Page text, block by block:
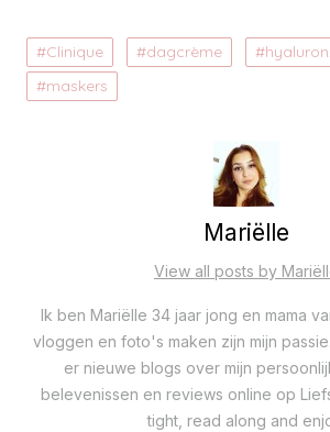
Clinique dagcrème
maskers
Mariëlle
View all posts by
Ik ben Mariëlle 34 jaar jong en mama
vloggen en foto's maken zijn mijn
er nieuwe blogs over mijn
belevenissen en reviews online op
tight, read along and